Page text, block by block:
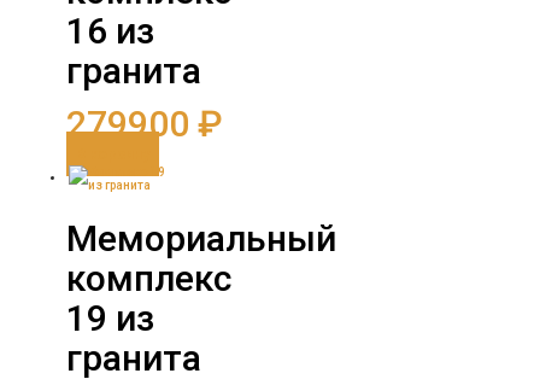
16 из
гранита
279900 ₽
Мемориальный
комплекс
19 из
гранита